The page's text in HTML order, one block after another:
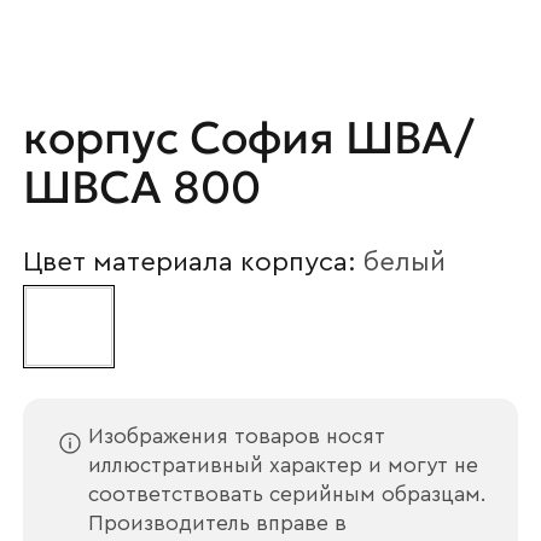
корпус София ШВА/
ШВСА 800
Цвет материала корпуса: белый
Изображения товаров носят
иллюстративный характер и могут не
соответствовать серийным образцам.
Производитель вправе в
Ваш email
Прикрепите логотип
компании